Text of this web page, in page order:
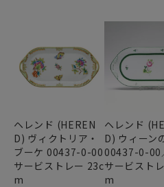
ヘレンド (HEREN
D) ヴィクトリア・
ブーケ 00437-0-00
サービストレー 23c
m
ヘレンド
D) ウィーン
00437-0-00
サービスト
m